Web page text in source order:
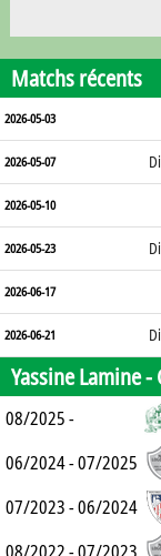
Matchs récents
2026-05-03
2026-05-07
2026-05-10
2026-05-23
2026-06-17
2026-06-21
Yassine Lamine -
08/2025 -
06/2024 - 07/2025
07/2023 - 06/2024